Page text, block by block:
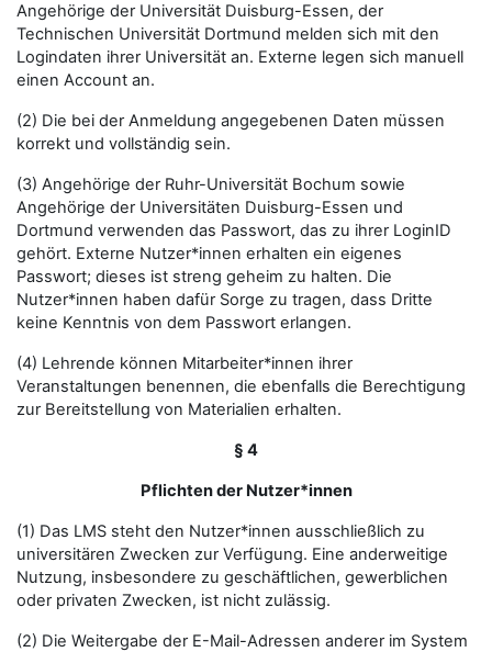
Angehörige der Universität Duisburg-Essen, der
Technischen Universität Dortmund melden sich mit den
Logindaten ihrer Universität an. Externe legen sich manuell
einen Account an.
(2) Die bei der Anmeldung angegebenen Daten müssen
korrekt und vollständig sein.
(3) Angehörige der Ruhr-Universität Bochum sowie
Angehörige der Universitäten Duisburg-Essen und
Dortmund verwenden das Passwort, das zu ihrer LoginID
gehört. Externe Nutzer*innen erhalten ein eigenes
Passwort; dieses ist streng geheim zu halten. Die
Nutzer*innen haben dafür Sorge zu tragen, dass Dritte
keine Kenntnis von dem Passwort erlangen.
(4) Lehrende können Mitarbeiter*innen ihrer
Veranstaltungen benennen, die ebenfalls die Berechtigung
zur Bereitstellung von Materialien erhalten.
§ 4
Pflichten der Nutzer*innen
(1) Das LMS steht den Nutzer*innen ausschließlich zu
universitären Zwecken zur Verfügung. Eine anderweitige
Nutzung, insbesondere zu geschäftlichen, gewerblichen
oder privaten Zwecken, ist nicht zulässig.
(2) Die Weitergabe der E-Mail-Adressen anderer im System